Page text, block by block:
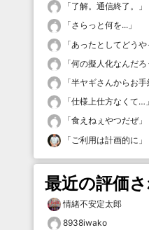
「了解。通信終了。
」
「さらっと何を... 」
「あったとしてどう
「何の擬人化なんだろ
「半ヤギさんからお手
「仕様上仕方なくて… 」
「食えねぇやつだぜ」
「 ご利用は計画的に 」
最近の評価
情緒不安定太郎
8938iwako